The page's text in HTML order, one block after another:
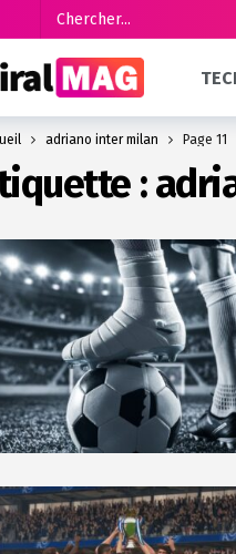
adriano inter milan Page 11
: